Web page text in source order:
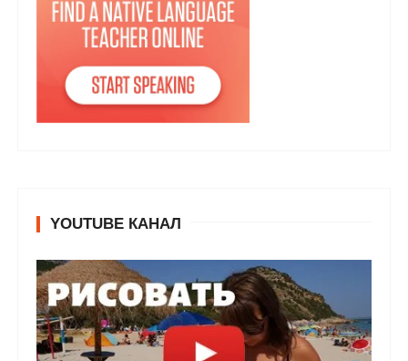
YOUTUBE КАНАЛ